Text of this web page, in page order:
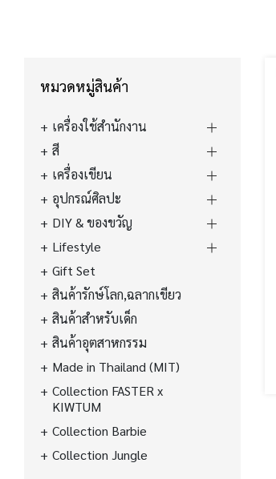
หมวดหมู่สินค้า
เครื่องใช้สำนักงาน
สี
เครื่องเขียน
อุปกรณ์ศิลปะ
DIY & ของขวัญ
Lifestyle
Gift Set
สินค้ารักษ์โลก,ฉลากเขียว
สินค้าสำหรับเด็ก
สินค้าอุตสาหกรรม
Made in Thailand (MIT)
Collection FASTER x
KIWTUM
Collection Barbie
Collection Jungle